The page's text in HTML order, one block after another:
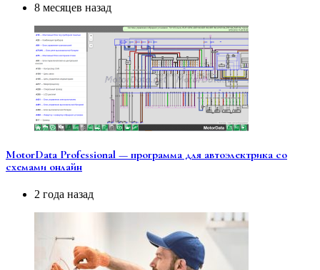
8 месяцев назад
MotorData Professional — программа для автоэлектрика со
схемами онлайн
2 года назад